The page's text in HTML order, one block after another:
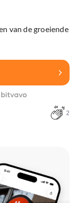
van de groeiende
2